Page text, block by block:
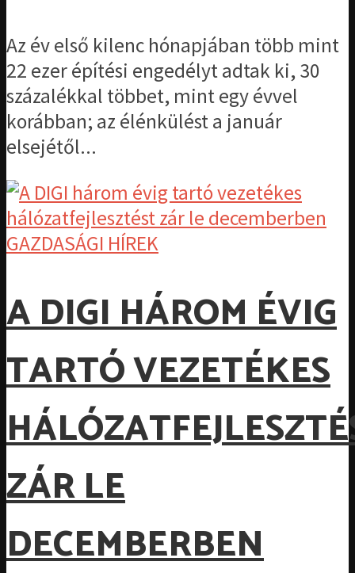
Az év első kilenc hónapjában több mint
22 ezer építési engedélyt adtak ki, 30
százalékkal többet, mint egy évvel
korábban; az élénkülést a január
elsejétől...
GAZDASÁGI HÍREK
A DIGI HÁROM ÉVIG
TARTÓ VEZETÉKES
ZÁR LE
DECEMBERBEN